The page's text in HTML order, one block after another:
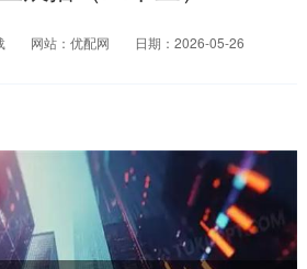
网站：优配网
日期：2026-05-26